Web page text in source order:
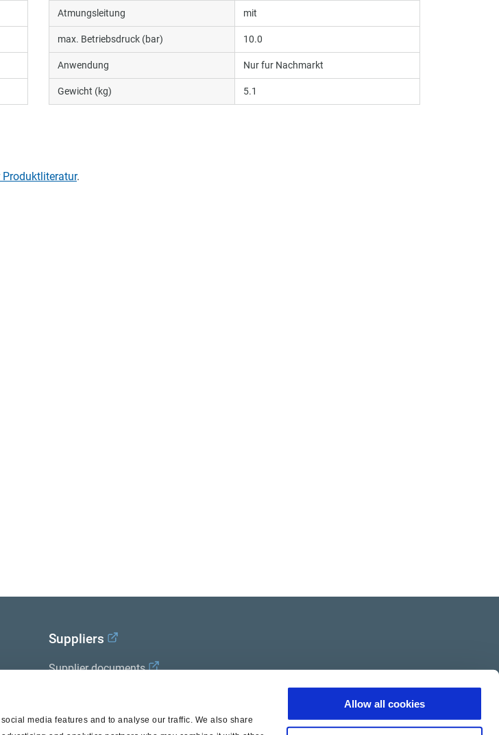
media features and to analyse our traffic. We also share
Allow all cookies
Atmungsleitung mit
max. Betriebsdruck (bar) 10.0
Anwendung Nur fur Nachmarkt
Gewicht (kg) 5.1
.
Suppliers
Supplier documents